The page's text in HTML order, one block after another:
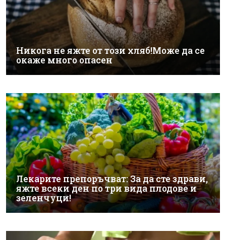
Никога не яжте от този хляб!Може да се
окаже много опасен
Лекарите препоръчват: За да сте здрави,
яжте всеки ден по три вида плодове и
зеленчуци!